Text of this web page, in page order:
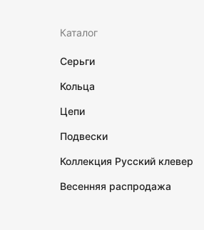
Каталог
Серьги
Кольца
Цепи
Подвески
Коллекция Русский клевер
Весенняя распродажа